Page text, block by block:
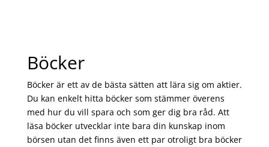
Böcker
Böcker är ett av de bästa sätten att lära sig om aktier.
Du kan enkelt hitta böcker som stämmer överens
med hur du vill spara och som ger dig bra råd. Att
läsa böcker utvecklar inte bara din kunskap inom
börsen utan det finns även ett par otroligt bra böcker